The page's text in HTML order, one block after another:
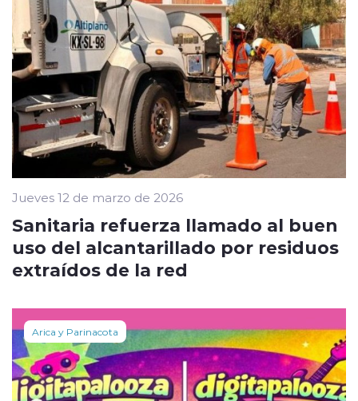
Jueves 12 de marzo de 2026
Sanitaria refuerza llamado al buen
uso del alcantarillado por residuos
extraídos de la red
Arica y Parinacota